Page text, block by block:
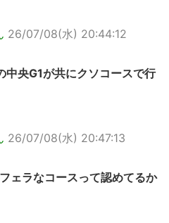
26/07/08(水) 20:44:12
中央G1が共にクソコースで行
26/07/08(水) 20:47:13
ェラなコースって認めてるか